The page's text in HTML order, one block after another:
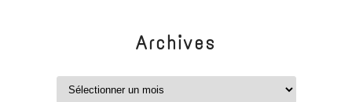
Archives